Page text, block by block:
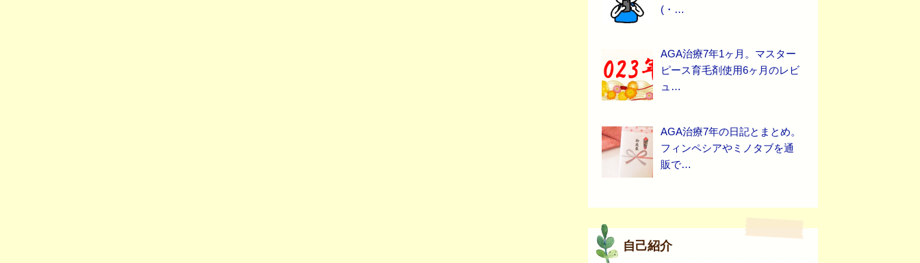
(・…
AGA治療7年1ヶ月。マスター
ピース育毛剤使用6ヶ月のレビ
ュ…
AGA治療7年の日記とまとめ。
フィンペシアやミノタブを通
販で…
自己紹介